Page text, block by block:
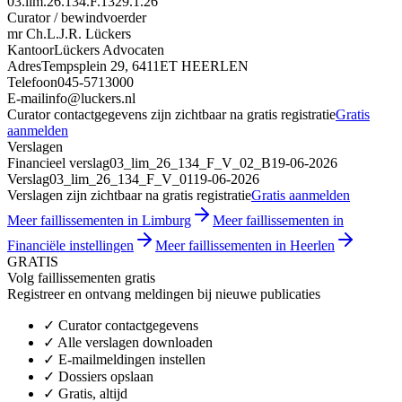
Curator / bewindvoerder
mr Ch.L.J.R. Lückers
KantoorLückers Advocaten
AdresTempsplein 29, 6411ET HEERLEN
Telefoon045-5713000
E-mailinfo@luckers.nl
Curator contactgegevens zijn zichtbaar na gratis registratieGratis
aanmelden
Verslagen
Financieel verslag03_lim_26_134_F_V_02_B19-06-2026
Verslag03_lim_26_134_F_V_0119-06-2026
Verslagen zijn zichtbaar na gratis registratieGratis aanmelden
Meer faillissementen in Limburg
Meer faillissementen in
Financiële instellingen
Meer faillissementen in Heerlen
GRATIS
Volg faillissementen gratis
Registreer en ontvang meldingen bij nieuwe publicaties
✓ Curator contactgegevens
✓ Alle verslagen downloaden
✓ E-mailmeldingen instellen
✓ Dossiers opslaan
✓ Gratis, altijd